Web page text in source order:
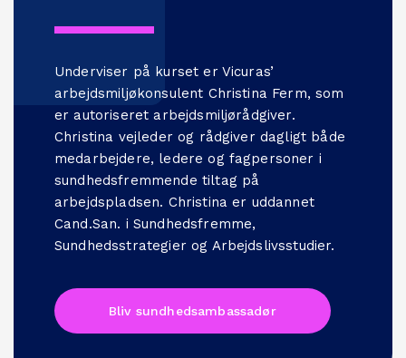
Underviser på kurset er Vicuras’
arbejdsmiljøkonsulent Christina Ferm, som
er autoriseret arbejdsmiljørådgiver.
Christina vejleder og rådgiver dagligt både
medarbejdere, ledere og fagpersoner i
sundhedsfremmende tiltag på
arbejdspladsen. Christina er uddannet
Cand.San. i Sundhedsfremme,
Sundhedsstrategier og Arbejdslivsstudier.
Bliv sundhedsambassadør